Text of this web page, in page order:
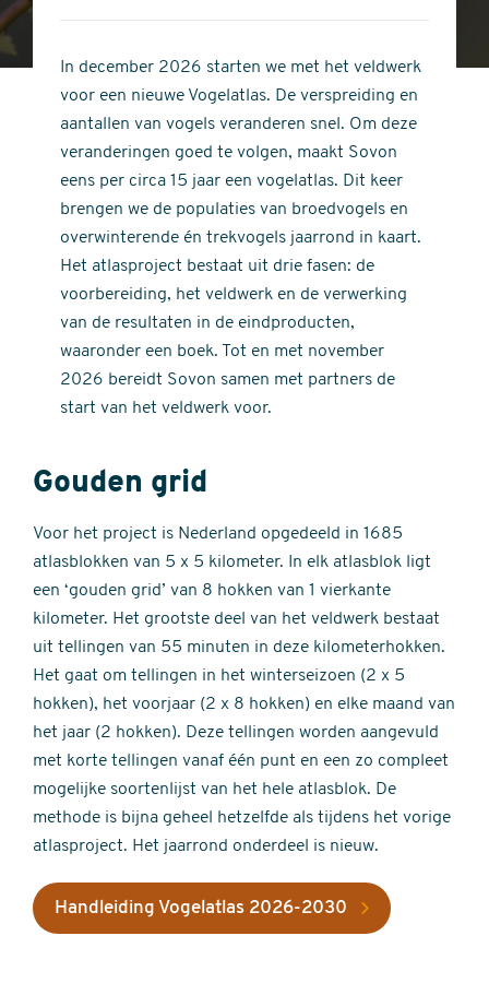
stars
of
stars
In december 2026 starten we met het veldwerk
voor een nieuwe Vogelatlas. De verspreiding en
aantallen van vogels veranderen snel. Om deze
veranderingen goed te volgen, maakt Sovon
eens per circa 15 jaar een vogelatlas. Dit keer
brengen we de populaties van broedvogels en
overwinterende én trekvogels jaarrond in kaart.
Het atlasproject bestaat uit drie fasen: de
voorbereiding, het veldwerk en de verwerking
van de resultaten in de eindproducten,
waaronder een boek. Tot en met november
2026 bereidt Sovon samen met partners de
start van het veldwerk voor.
Gouden grid
Voor het project is Nederland opgedeeld in 1685
atlasblokken van 5 x 5 kilometer. In elk atlasblok ligt
een ‘gouden grid’ van 8 hokken van 1 vierkante
kilometer. Het grootste deel van het veldwerk bestaat
uit tellingen van 55 minuten in deze kilometerhokken.
Het gaat om tellingen in het winterseizoen (2 x 5
hokken), het voorjaar (2 x 8 hokken) en elke maand van
het jaar (2 hokken). Deze tellingen worden aangevuld
met korte tellingen vanaf één punt en een zo compleet
mogelijke soortenlijst van het hele atlasblok. De
methode is bijna geheel hetzelfde als tijdens het vorige
atlasproject. Het jaarrond onderdeel is nieuw.
Handleiding Vogelatlas 2026-2030